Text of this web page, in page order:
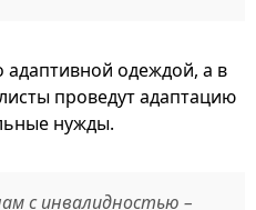
адаптивной одеждой, а в
проведут адаптацию
нужды.
с инвалидностью –